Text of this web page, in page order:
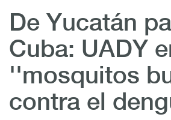
De Yucatán
Cuba: UADY
''mosquitos
contra el